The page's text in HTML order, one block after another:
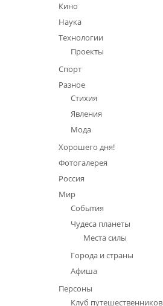
Кино
Наука
Технологии
Проекты
Спорт
Разное
Стихия
Явления
Мода
Хорошего дня!
Фотогалерея
Россия
Мир
События
Чудеса планеты
Места силы
Города и страны
Афиша
Персоны
Клуб путешественников